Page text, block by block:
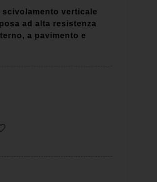
verticale
ad alta resistenza
a pavimento e